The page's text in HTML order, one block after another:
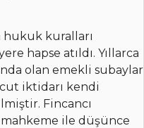
hukuk kuralları
hapse atıldı. Yıllarca
olan emekli subaylar
iktidarı kendi
Fincancı
ile düşünce